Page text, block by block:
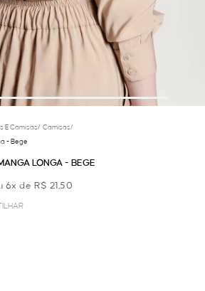
E Camisas/ Camisas/
- Bege
LONGA - BEGE
6x de R$ 21,50